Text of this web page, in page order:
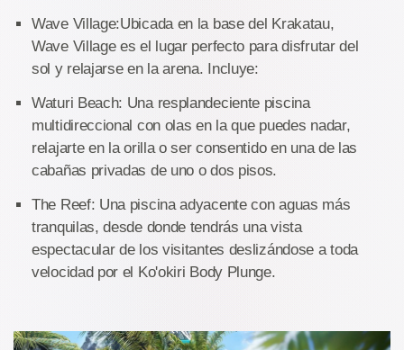
Wave Village:Ubicada en la base del Krakatau,
Wave Village es el lugar perfecto para disfrutar del
sol y relajarse en la arena. Incluye:
Waturi Beach: Una resplandeciente piscina
multidireccional con olas en la que puedes nadar,
relajarte en la orilla o ser consentido en una de las
cabañas privadas de uno o dos pisos.
The Reef: Una piscina adyacente con aguas más
tranquilas, desde donde tendrás una vista
espectacular de los visitantes deslizándose a toda
velocidad por el Ko'okiri Body Plunge.